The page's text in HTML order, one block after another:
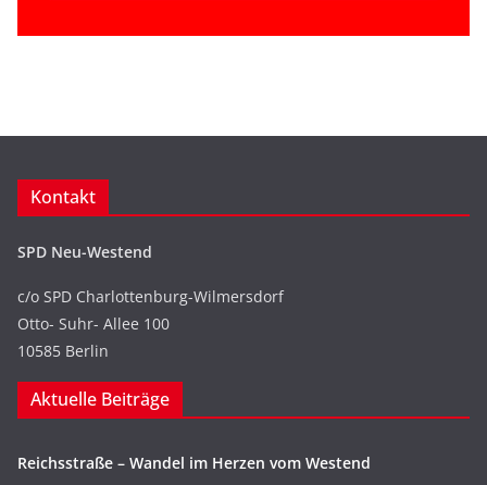
Kontakt
SPD Neu-Westend
c/o SPD Charlottenburg-Wilmersdorf
Otto- Suhr- Allee 100
10585 Berlin
Aktuelle Beiträge
Reichsstraße – Wandel im Herzen vom Westend